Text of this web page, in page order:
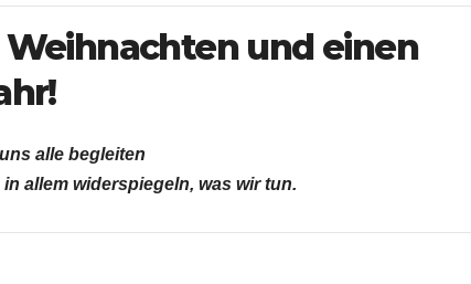
und einen
alle begleiten
allem widerspiegeln, was wir tun.